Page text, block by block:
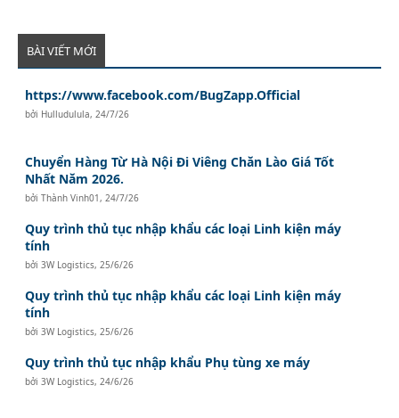
BÀI VIẾT MỚI
https://www.facebook.com/BugZapp.Official
bởi Hulludulula, 24/7/26
Chuyển Hàng Từ Hà Nội Đi Viêng Chăn Lào Giá Tốt
Nhất Năm 2026.
bởiThành Vinh01 , 24/7/26
Quy trình thủ tục nhập khẩu các loại Linh kiện máy
tính
bởi3W Logistics, 25/6/26
Quy trình thủ tục nhập khẩu các loại Linh kiện máy
tính
bởi3W Logistics, 25/6/26
Quy trình thủ tục nhập khẩu Phụ tùng xe máy
bởi3W Logistics, 24/6/26